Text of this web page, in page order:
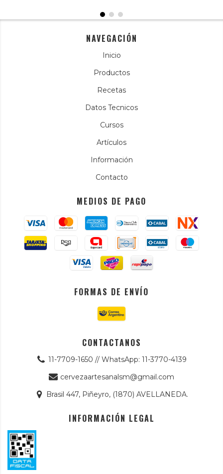
NAVEGACIÓN
Inicio
Productos
Recetas
Datos Tecnicos
Cursos
Artículos
Información
Contacto
MEDIOS DE PAGO
FORMAS DE ENVÍO
CONTACTANOS
11-7709-1650 // WhatsApp: 11-3770-4139
cervezaartesanalsm@gmail.com
Brasil 447, Piñeyro, (1870) AVELLANEDA.
INFORMACIÓN LEGAL